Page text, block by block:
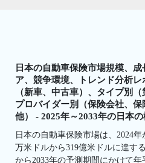
日本の自動車保険市場規模、
ア、競争環境、トレンド分析
（新車、中古車）、タイプ別
プロバイダー別（保険会社、
他） - 2025年～2033年の日本
日本の自動車保険市場は、2024年
万米ドルから319億米ドルに達す
から2033年の予測期間にかけて